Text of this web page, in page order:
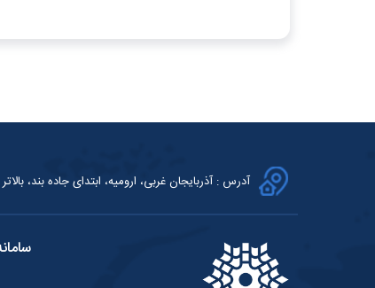
آدرس : آذربایجان غربی، ارومیه، ابتدای جاده بند، بالاتر